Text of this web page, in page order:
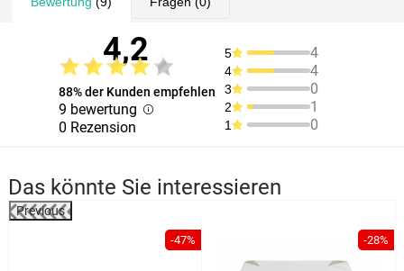
4,2
88% der Kunden empfehlen
9 bewertung
0 Rezension
5 4
4 4
3 0
2 1
1 0
Das könnte Sie interessieren
Previous
-47% -28%